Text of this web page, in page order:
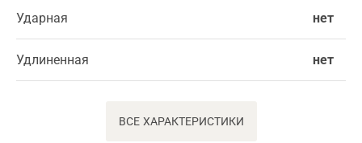
Ударная нет
Удлиненная нет
ВСЕ ХАРАКТЕРИСТИКИ